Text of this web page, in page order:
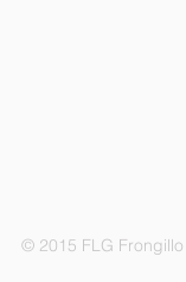
© 2015 FLG